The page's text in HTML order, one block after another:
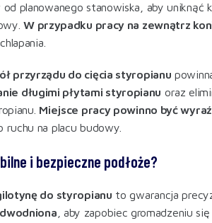
planowanego stanowiska, aby uniknąć
W przypadku pracy na zewnątrz
przyrządu do cięcia styropianu
długimi płytami styropianu oraz
Miejsce pracy powinno być
na placu budowy.
i bezpieczne podłoże?
do styropianu to gwarancja
, aby zapobiec gromadzeniu